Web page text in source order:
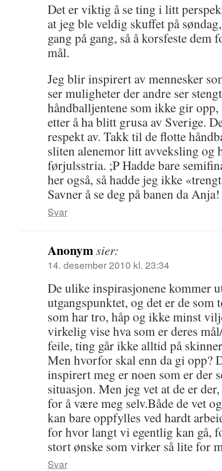
Det er viktig å se ting i litt
at jeg ble veldig skuffet på
gang på gang, så å korsfeste dem
mål.
Jeg blir inspirert av mennesker
ser muligheter der andre ser
håndballjentene som ikke gir
etter å ha blitt grusa av Sverige.
respekt av. Takk til de flotte
sliten alenemor litt avveksling og
førjulsstria. ;P Hadde bare
her også, så hadde jeg ikke
Savner å se deg på banen da Anja!
Svar
Anonymsier:
14. desember 2010 kl. 23:34
De ulike inspirasjonene kommer
utgangspunktet, og det er de som
som har tro, håp og ikke minst
virkelig vise hva som er deres
feile, ting går ikke alltid på
Men hvorfor skal enn da gi opp?
inspirert meg er noen som er der
situasjon. Men jeg vet at de er
for å være meg selv.Både de vet
kan bare oppfylles ved hardt
for hvor langt vi egentlig kan gå,
stort ønske som virker så lite for
Svar